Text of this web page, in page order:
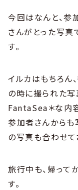
今回はなんと、参
さんがとった写真
す。
イルカはもちろん
の時に撮られた
FantaSea＊な内
参加者さんからも
の写真も合わせて
旅行中も、帰って
す。